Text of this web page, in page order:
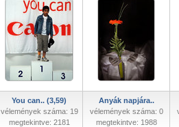
You can.. (3,59)
vélemények száma: 19
megtekintve: 2181
Anyák napjára..
vélemények száma: 0
megtekintve: 1988